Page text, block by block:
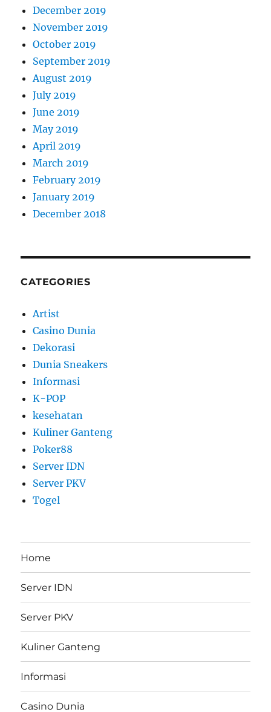
December 2019
November 2019
October 2019
September 2019
August 2019
July 2019
June 2019
May 2019
April 2019
March 2019
February 2019
January 2019
December 2018
CATEGORIES
Artist
Casino Dunia
Dekorasi
Dunia Sneakers
Informasi
K-POP
kesehatan
Kuliner Ganteng
Poker88
Server IDN
Server PKV
Togel
Home
Server IDN
Server PKV
Kuliner Ganteng
Informasi
Casino Dunia